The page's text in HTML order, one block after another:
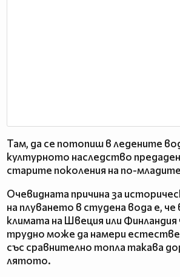
Там, да се потопиш в ледените
културното наследство
старите поколения на по-младите
Очевидната причина за
на плуването в студена вода е, че
климата на Швеция или
трудно може да намери
със сравнително топла такава
лятото.